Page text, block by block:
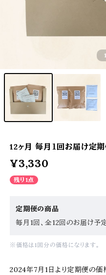
1
12ヶ月 毎月１回お届け定
¥3,330
残り1点
定期便の商品
毎月1回、全12回のお届け予
※価格は1回分の価格になります。
2024年7月1日より定期便の価